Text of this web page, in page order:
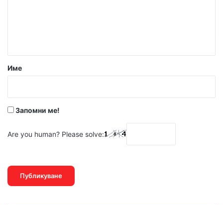
р
Име
Запомни ме!
Are you human? Please solve: